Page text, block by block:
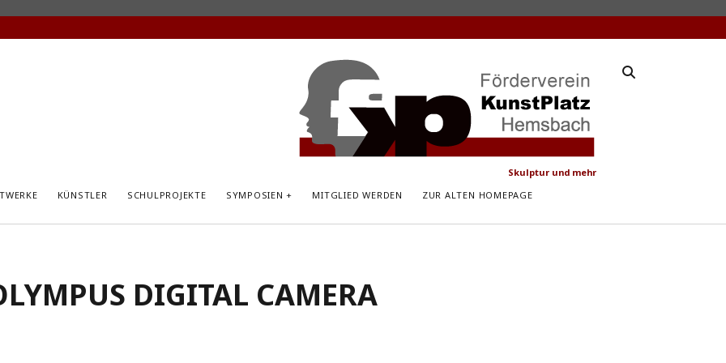
KunstPlatz
Hemsbach
Skulptur und mehr
KÜNSTLER SCHULPROJEKTE SYMPOSIEN MITGLIED WERDEN ZUR ALTEN HOMEPAGE
DIGITAL CAMERA